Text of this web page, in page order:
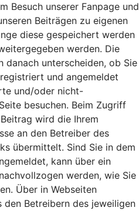
Besuch unserer Fanpage und
Beiträgen zu eigenen
diese gespeichert werden
werden. Die
danach unterscheiden, ob Sie
und angemeldet
und/oder nicht-
besuchen. Beim Zugriff
wird die Ihrem
an den Betreiber des
übermittelt. Sind Sie in dem
kann über ein
werden, wie Sie
Über in Webseiten
Betreibern des jeweiligen